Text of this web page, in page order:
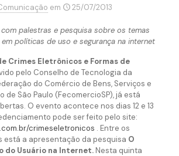
em 25/07/2013
palestras e pesquisa sobre os temas
políticas de uso e segurança na internet
Crimes Eletrônicos e Formas de
pelo Conselho de Tecnologia da
do Comércio de Bens, Serviços e
de São Paulo (FecomercioSP), já está
O evento acontece nos dias 12 e 13
pode ser feito pelo site:
crimeseletronicos . Entre os
está a apresentação da pesquisa O
do Usuário na Internet. Nesta quinta